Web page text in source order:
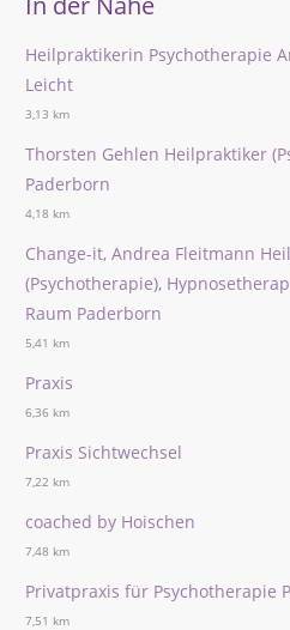
Heilpraktikerin Psychotherapie
Leicht
3,13 km
Thorsten Gehlen Heilpraktiker
Paderborn
4,18 km
Change-it, Andrea Fleitmann
(Psychotherapie),
Raum Paderborn
5,41 km
Praxis
6,36 km
Praxis Sichtwechsel
7,22 km
coached by Hoischen
7,48 km
Privatpraxis für Psychotherapie
7,51 km